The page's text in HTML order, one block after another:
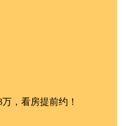
，看房提前约！